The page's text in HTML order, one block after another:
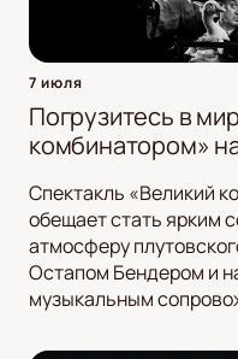
7 июля
Погрузитесь в
комбинатором»
Спектакль «Великий
обещает стать ярким
атмосферу
Остапом Бендером и
музыкальным